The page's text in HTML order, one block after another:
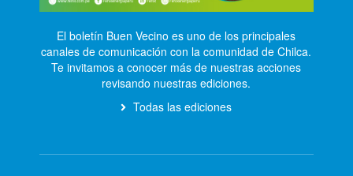
El boletín Buen Vecino es uno de los principales
canales de comunicación con la comunidad de Chilca.
Te invitamos a conocer más de nuestras acciones
revisando nuestras ediciones.
Todas las ediciones